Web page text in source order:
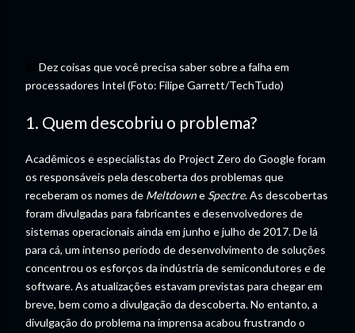
Dez coisas que você precisa saber sobre a falha em
processadores Intel (Foto: Filipe Garrett/TechTudo)
1. Quem descobriu o problema?
Acadêmicos e especialistas do Project Zero do Google foram
os responsáveis pela descoberta dos problemas que
receberam os nomes de Meltdowne Spectre. As descobertas
foram divulgadas para fabricantes e desenvolvedores de
sistemas operacionais ainda em junho e julho de 2017. De lá
para cá, um intenso período de desenvolvimento de soluções
concentrou os esforços da indústria de semicondutores e de
software. As atualizações estavam previstas para chegar em
breve, bem como a divulgação da descoberta. No entanto, a
divulgação do problema na imprensa acabou frustrando o